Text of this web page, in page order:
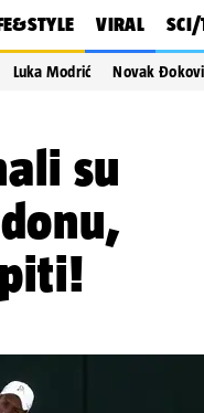
VIRAL SCI/
Luka Modrić Novak
su